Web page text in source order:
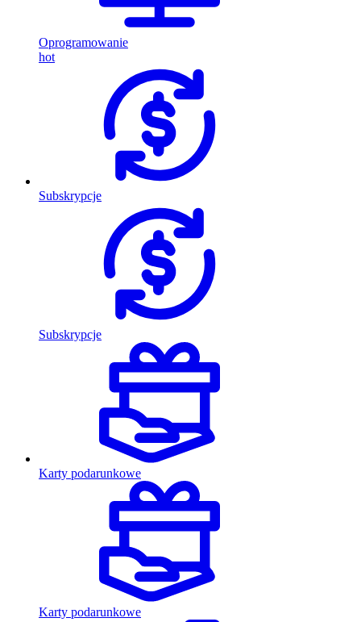
Oprogramowanie
hot
Subskrypcje
Subskrypcje
Karty podarunkowe
Karty podarunkowe